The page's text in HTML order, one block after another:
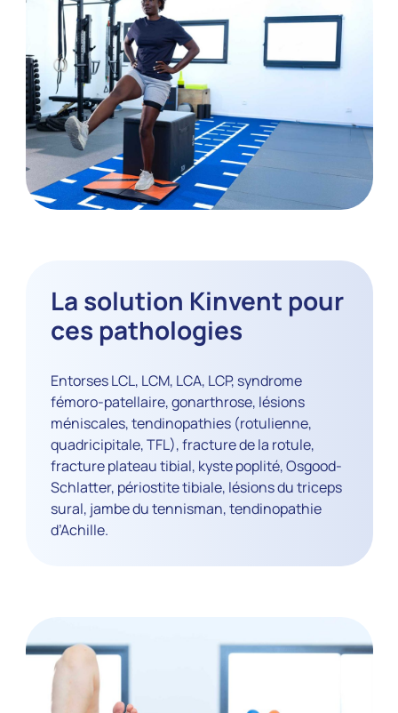
La solution Kinvent pour
ces pathologies
Entorses LCL, LCM, LCA, LCP, syndrome
fémoro-patellaire, gonarthrose, lésions
méniscales, tendinopathies (rotulienne,
quadricipitale, TFL), fracture de la rotule,
fracture plateau tibial, kyste poplité, Osgood-
Schlatter, périostite tibiale, lésions du triceps
sural, jambe du tennisman, tendinopathie
d’Achille.